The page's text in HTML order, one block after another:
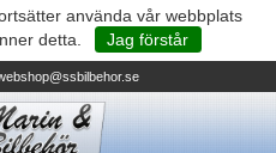
använda vår webbplats
detta.
Jag förstår